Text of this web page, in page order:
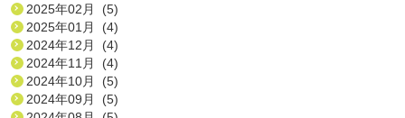
2025年02月 (5)
2025年01月 (4)
2024年12月 (4)
2024年11月 (4)
2024年10月 (5)
2024年09月 (5)